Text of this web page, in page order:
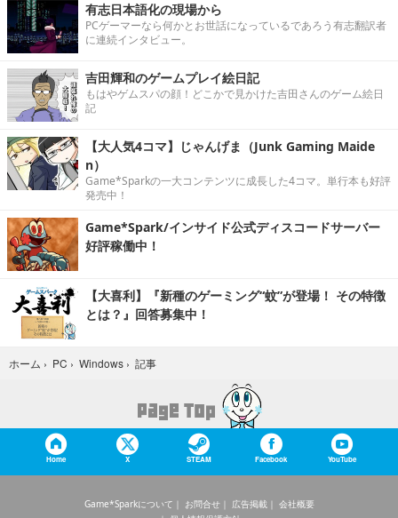
有志日本語化の現場から
PCゲーマーなら何かとお世話になっているであろう有志翻訳者
に連続インタビュー。
吉田輝和のゲームプレイ絵日記
もはやゲムスパの顔！どこかで見かけた吉田さんのゲーム絵日
記
【大人気4コマ】じゃんげま（Junk Gaming Maide
n）
Game*Sparkの一大コンテンツに成長した4コマ。単行本も好評
発売中！
Game*Spark/インサイド公式ディスコードサーバー
好評稼働中！
【大喜利】『新種のゲーミング“蚊”が登場！ その特徴
とは？』回答募集中！
ホーム › PC › Windows › 記事
Home X STEAM Facebook YouTube
Game*Sparkについて お問合せ 広告掲載
会社概要